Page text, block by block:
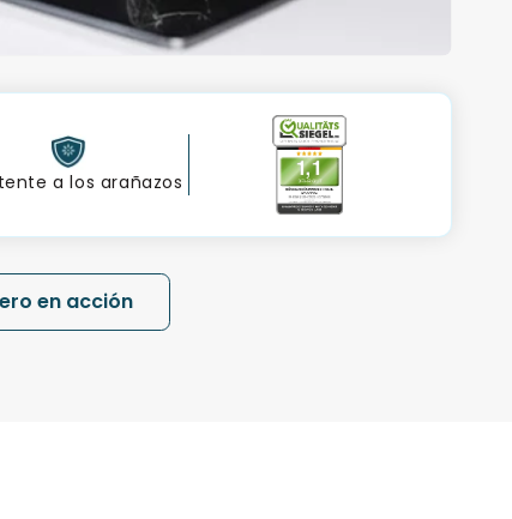
a los arañazos
en acción